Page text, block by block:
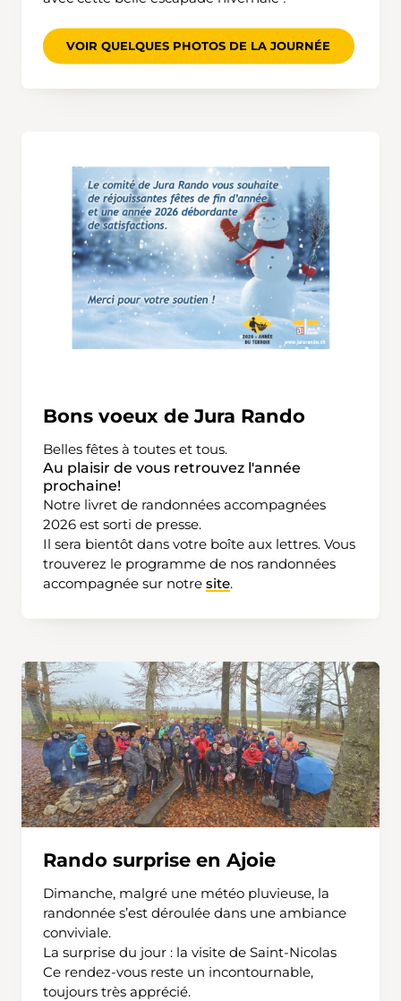
VOIR QUELQUES PHOTOS DE LA JOURNÉE
Bons voeux de Jura Rando
Belles fêtes à toutes et tous.
Au plaisir de vous retrouvez l'année
prochaine!
Notre livret de randonnées accompagnées
2026 est sorti de presse.
Il sera bientôt dans votre boîte aux lettres. Vous
trouverez le programme de nos randonnées
accompagnée sur notre site.
Rando surprise en Ajoie
Dimanche, malgré une météo pluvieuse, la
randonnée s’est déroulée dans une ambiance
conviviale.
La surprise du jour : la visite de Saint-Nicolas
Ce rendez-vous reste un incontournable,
toujours très apprécié.